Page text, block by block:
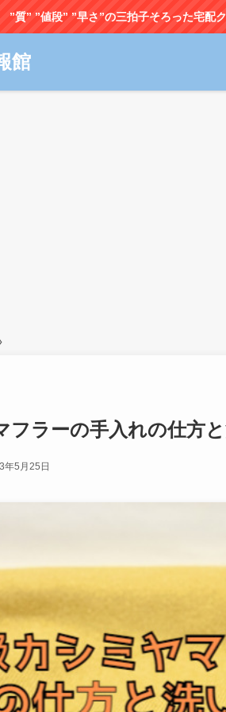
”質” ”値段” ”早さ”の三拍子そろった宅配
館
フラーの手入れの仕
年5月25日